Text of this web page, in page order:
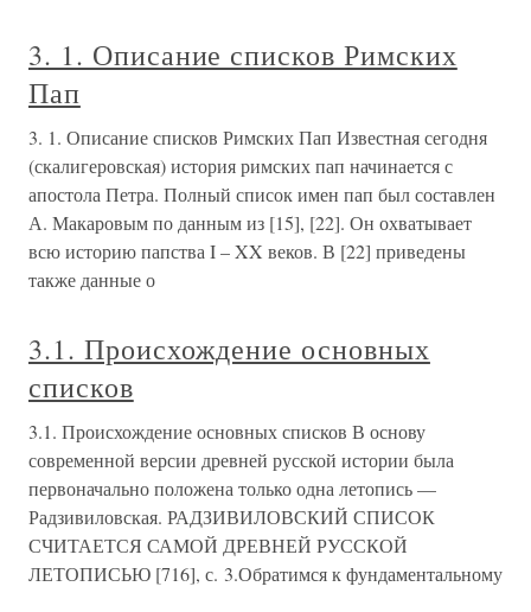
3. 1. Описание списков Римских
Пап
3. 1. Описание списков Римских Пап Известная сегодня
(скалигеровская) история римских пап начинается с
апостола Петра. Полный список имен пап был составлен
А. Макаровым по данным из [15], [22]. Он охватывает
всю историю папства I – XX веков. В [22] приведены
также данные о
3.1. Происхождение основных
списков
3.1. Происхождение основных списков В основу
современной версии древней русской истории была
первоначально положена только одна летопись —
Радзивиловская. РАДЗИВИЛОВСКИЙ СПИСОК
СЧИТАЕТСЯ САМОЙ ДРЕВНЕЙ РУССКОЙ
ЛЕТОПИСЬЮ [716], с. 3.Обратимся к фундаментальному